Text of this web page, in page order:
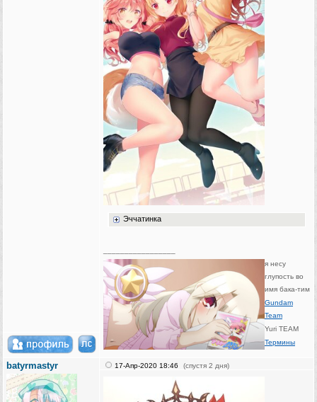
Эччатинка
я несу
глупость во
имя бака-тим
Gundam
Team
Yuri TEAM
Термины
batyrmastyr 17-Апр-2020 18:46 (спустя 2 дня)